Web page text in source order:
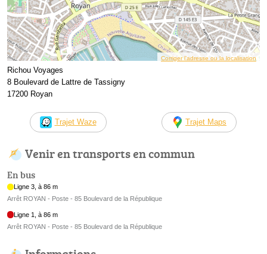
Corriger l’adresse ou la localisation
Richou Voyages
8 Boulevard de Lattre de Tassigny
17200 Royan
Trajet Waze Trajet Maps
Venir en transports en commun
En bus
Ligne 3, à 86 m
Arrêt ROYAN - Poste - 85 Boulevard de la République
Ligne 1, à 86 m
Arrêt ROYAN - Poste - 85 Boulevard de la République